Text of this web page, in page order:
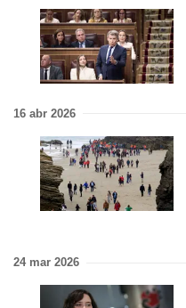
16 abr 2026
24 mar 2026